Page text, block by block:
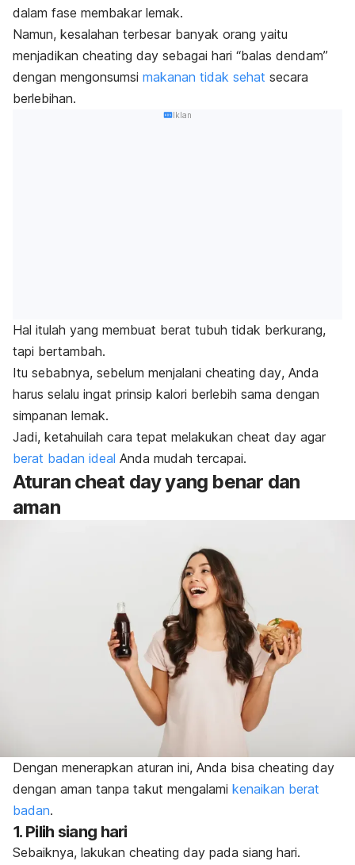
dalam fase membakar lemak.
Namun, kesalahan terbesar banyak orang yaitu
menjadikan cheating day sebagai hari “balas dendam”
dengan mengonsumsi makanan tidak sehat secara
berlebihan.
Iklan
Hal itulah yang membuat berat tubuh tidak berkurang,
tapi bertambah.
Itu sebabnya, sebelum menjalani cheating day, Anda
harus selalu ingat prinsip kalori berlebih sama dengan
simpanan lemak.
Jadi, ketahuilah cara tepat melakukan cheat day agar
berat badan ideal Anda mudah tercapai.
Aturan cheat dayyang benar dan
aman
Dengan menerapkan aturan ini, Anda bisa cheating day
dengan aman tanpa takut mengalami kenaikan berat
badan.
1. Pilih siang hari
Sebaiknya, lakukan cheating day pada siang hari.